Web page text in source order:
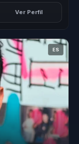
Ver Perfil
ES